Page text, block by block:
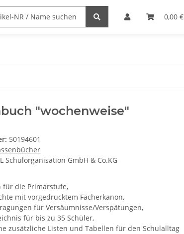
0,00 €
"wochenweise"
50194601
Schulorganisation GmbH & Co.KG
für die Primarstufe,
mit vorgedrucktem Fächerkanon,
für Versäumnisse/Verspätungen,
für bis zu 35 Schüler,
zusätzliche Listen und Tabellen für den Schulalltag